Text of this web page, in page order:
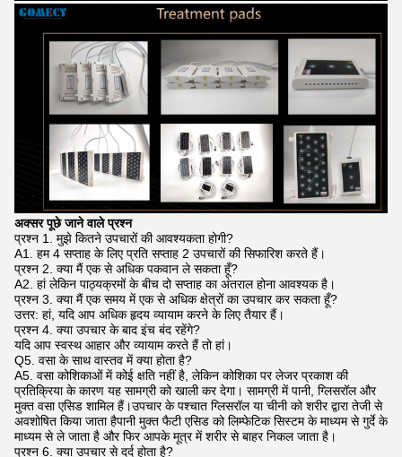
अक्सर पूछे जाने वाले प्रश्न
प्रश्न 1. मुझे कितने उपचारों की आवश्यकता होगी?
A1. हम 4 सप्ताह के लिए प्रति सप्ताह 2 उपचारों की सिफारिश करते हैं।
प्रश्न 2. क्या मैं एक से अधिक पकवान ले सकता हूँ?
A2. हां लेकिन पाठ्यक्रमों के बीच दो सप्ताह का अंतराल होना आवश्यक है।
प्रश्न 3. क्या मैं एक समय में एक से अधिक क्षेत्रों का उपचार कर सकता हूँ?
उत्तर: हां, यदि आप अधिक हृदय व्यायाम करने के लिए तैयार हैं।
प्रश्न 4. क्या उपचार के बाद इंच बंद रहेंगे?
यदि आप स्वस्थ आहार और व्यायाम करते हैं तो हां।
Q5. वसा के साथ वास्तव में क्या होता है?
A5. वसा कोशिकाओं में कोई क्षति नहीं है, लेकिन कोशिका पर लेजर प्रकाश की
प्रतिक्रिया के कारण यह सामग्री को खाली कर देगा। सामग्री में पानी, ग्लिसरॉल और
मुक्त वसा एसिड शामिल हैं।उपचार के पश्चात ग्लिसरॉल या चीनी को शरीर द्वारा तेजी से
अवशोषित किया जाता हैपानी मुक्त फैटी एसिड को लिम्फेटिक सिस्टम के माध्यम से गुर्दे के
माध्यम से ले जाता है और फिर आपके मूत्र में शरीर से बाहर निकल जाता है।
प्रश्न 6. क्या उपचार से दर्द होता है?